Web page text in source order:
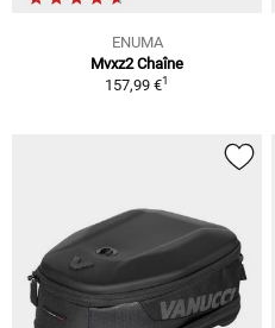
ENUMA
Mvxz2 Chaîne
157,99 €1